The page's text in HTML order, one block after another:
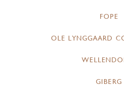
FOPE
OLE LYNGGAARD
GIBERG